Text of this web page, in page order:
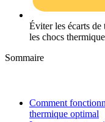
Éviter les écarts
les chocs
Sommaire
Comment
thermique optimal